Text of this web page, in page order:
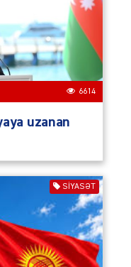
6614
uzanan
SIYASƏT